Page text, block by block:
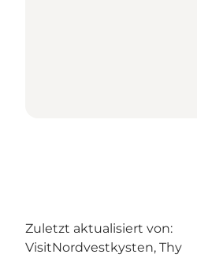
Zuletzt aktualisiert von:
VisitNordvestkysten, Thy